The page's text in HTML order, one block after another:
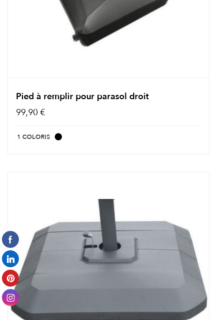
Pied à remplir pour parasol droit
99,90 €
1 COLORIS